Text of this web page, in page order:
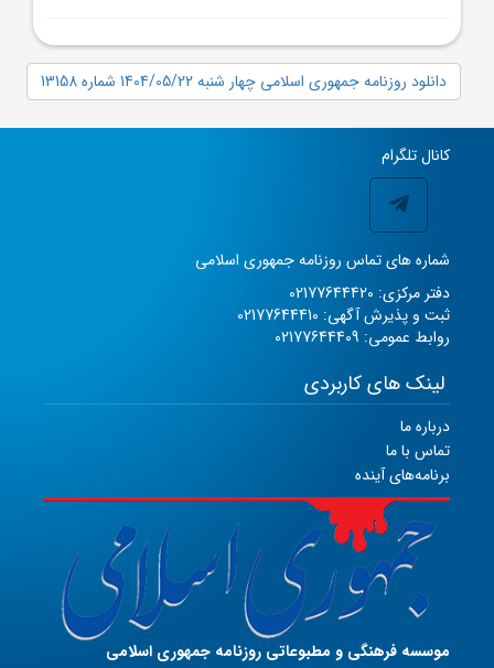
دانلود روزنامه جمهوری اسلامی چهار شنبه 1404/05/22 شماره 13158
کانال تلگرام
شماره های تماس روزنامه جمهوری اسلامی
دفتر مرکزی: 02177644420
ثبت و پذیرش آگهی: 02177644410
روابط عمومی: 02177644409
لینک های کاربردی
درباره ما
تماس با ما
برنامه‌های آینده
موسسه فرهنگی و مطبوعاتی روزنامه جمهوری اسلامی